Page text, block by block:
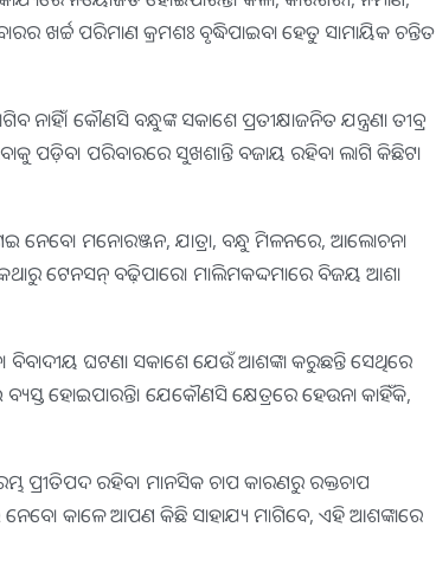
ଖର୍ଚ୍ଚ ପରିମାଣ କ୍ରମଶଃ ବୃଦ୍ଧିପାଇବା ହେତୁ ସାମାୟିକ ଚନ୍ତିତ
କୌଣସି ବନ୍ଧୁଙ୍କ ସକାଶେ ପ୍ରତୀକ୍ଷାଜନିତ ଯନ୍ତ୍ରଣା ତୀବ୍ର
ପଡ଼ିବ। ପରିବାରରେ ସୁଖଶାନ୍ତି ବଜାୟ ରହିବା ଲାଗି କିଛିଟା
ନେବେ। ମନୋରଞ୍ଜନ, ଯାତ୍ରା, ବନ୍ଧୁ ମିଳନରେ, ଆଲୋଚନା
କଥାରୁ ଟେନସନ୍‌ ବଢ଼ିପାରେ। ମାଲିମକଦ୍ଦମାରେ ବିଜୟ ଆଶା
ଘଟଣା ସକାଶେ ଯେଉଁ ଆଶଙ୍କା କରୁଛନ୍ତି ସେଥିରେ
ହୋଇପାରନ୍ତି। ଯେକୌଣସି କ୍ଷେତ୍ରରେ ହେଉନା କାହିଁକି,
ପ୍ରୀତିପଦ ରହିବ। ମାନସିକ ଚାପ କାରଣରୁ ରକ୍ତଚାପ
କାଳେ ଆପଣ କିଛି ସାହାଯ୍ୟ ମାଗିବେ, ଏହି ଆଶଙ୍କାରେ